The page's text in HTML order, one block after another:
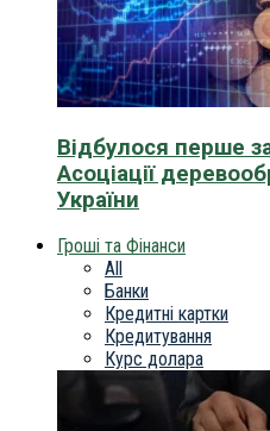
Відбулося перше
Асоціації
України
Гроші та Фінанси
All
Банки
Кредитні картки
Кредитування
Курс долара